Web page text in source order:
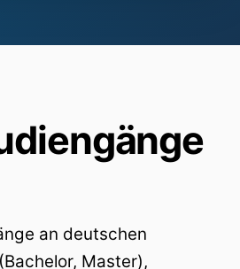
an deutschen
Master),